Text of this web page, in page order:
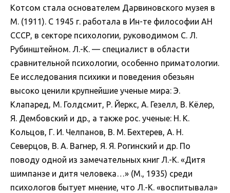
Котсом стала основателем Дарвиновского музея в
М. (1911). С 1945 г. работала в Ин-те философии АН
СССР, в секторе психологии, руководимом С. Л.
Рубинштейном. Л.-К. — специалист в области
сравнительной психологии, особенно приматологии.
Ее исследования психики и поведения обезьян
высоко ценили крупнейшие ученые мира: Э.
Клапаред, М. Голдсмит, Р. Йеркс, А. Гезелл, В. Кёлер,
Я. Дембовский и др., а также рос. ученые: Н. К.
Кольцов, Г. И. Челпанов, В. М. Бехтерев, А. Н.
Северцов, В. А. Вагнер, Я. Я. Рогинский и др. По
поводу одной из замечательных книг Л.-К. «Дитя
шимпанзе и дитя человека…» (М., 1935) среди
психологов бытует мнение, что Л.-К. «воспитывала»